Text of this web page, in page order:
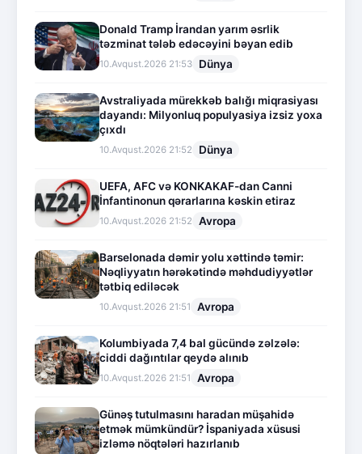
Donald Tramp İrandan yarım əsrlik
təzminat tələb edəcəyini bəyan edib
10.Avqust.2026 21:53 Dünya
Avstraliyada mürekkəb balığı miqrasiyası
dayandı: Milyonluq populyasiya izsiz yoxa
çıxdı
10.Avqust.2026 21:52 Dünya
UEFA, AFC və KONKAKAF-dan Canni
İnfantinonun qərarlarına kəskin etiraz
10.Avqust.2026 21:52 Avropa
Barselonada dəmir yolu xəttində təmir:
Nəqliyyatın hərəkətində məhdudiyyətlər
tətbiq ediləcək
10.Avqust.2026 21:51 Avropa
Kolumbiyada 7,4 bal gücündə zəlzələ:
ciddi dağıntılar qeydə alınıb
10.Avqust.2026 21:51 Avropa
Günəş tutulmasını haradan müşahidə
etmək mümkündür? İspaniyada xüsusi
izləmə nöqtələri hazırlanıb